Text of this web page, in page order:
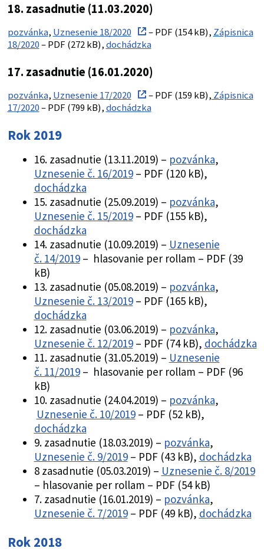
18. zasadnutie (11.03.2020)
pozvánka, Uznesenie 18/2020 – PDF (154 kB), Zápisnica
18/2020– PDF (272 kB),dochádzka
17. zasadnutie (16.01.2020)
pozvánka, Uznesenie 17/2020 – PDF (159 kB), Zápisnica
17/2020– PDF (799 kB),dochádzka
Rok 2019
16. zasadnutie (13.11.2019) – pozvánka,
Uznesenie č. 16/2019– PDF (120 kB),
dochádzka
15. zasadnutie (25.09.2019) – pozvánka,
Uznesenie č. 15/2019– PDF (155 kB),
dochádzka
14. zasadnutie (10.09.2019) – Uznesenie
č. 14/2019– hlasovanie per rollam – PDF (39
kB)
13. zasadnutie (05.08.2019) – pozvánka,
Uznesenie č. 13/2019– PDF (165 kB),
dochádzka
12. zasadnutie (03.06.2019) – pozvánka,
Uznesenie č. 12/2019– PDF (74 kB), dochádzka
11. zasadnutie (31.05.2019) – Uznesenie
č. 11/2019– hlasovanie per rollam – PDF (96
kB)
10. zasadnutie (24.04.2019) – pozvánka,
Uznesenie č. 10/2019– PDF (52 kB),
dochádzka
9. zasadnutie (18.03.2019) – pozvánka,
Uznesenie č. 9/2019– PDF (43 kB), dochádzka
8 zasadnutie (05.03.2019) – Uznesenie č. 8/2019
– hlasovanie per rollam – PDF (54 kB)
7. zasadnutie (16.01.2019) – pozvánka,
Uznesenie č. 7/2019– PDF (49 kB), dochádzka
Rok 2018